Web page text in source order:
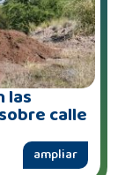
las
calle
ampliar